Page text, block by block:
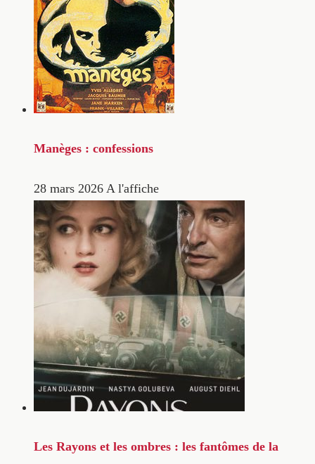
Manèges : confessions
28 mars 2026 A l'affiche
Les Rayons et les ombres : les fantômes de la